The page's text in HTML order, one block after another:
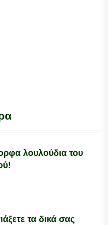
λουλούδια του
τα δικά σας